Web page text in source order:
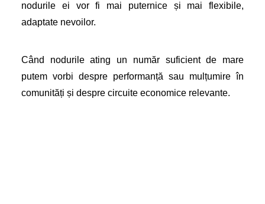
nodurile ei vor fi mai puternice și mai flexibile,
adaptate nevoilor.
Când nodurile ating un număr suficient de mare
putem vorbi despre performanță sau mulțumire în
comunități și despre circuite economice relevante.